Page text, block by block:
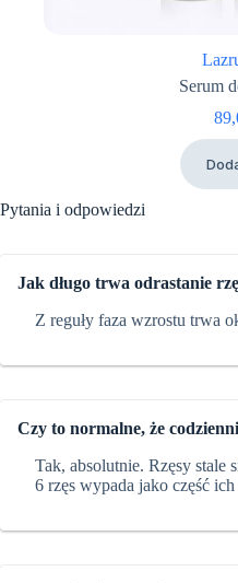
Serum
Pytania i odpowiedzi
Jak długo trwa odrastanie
Z reguły faza wzrostu trwa
Czy to normalne, że
Tak, absolutnie. Rzęsy stale
6 rzęs wypada jako część